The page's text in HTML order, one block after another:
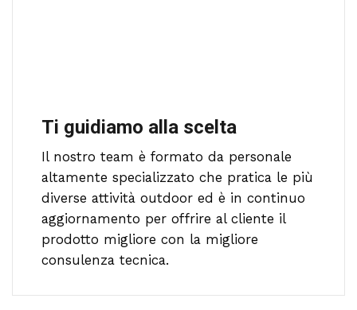
Ti guidiamo alla scelta
Il nostro team è formato da personale
altamente specializzato che pratica le più
diverse attività outdoor ed è in continuo
aggiornamento per offrire al cliente il
prodotto migliore con la migliore
consulenza tecnica.